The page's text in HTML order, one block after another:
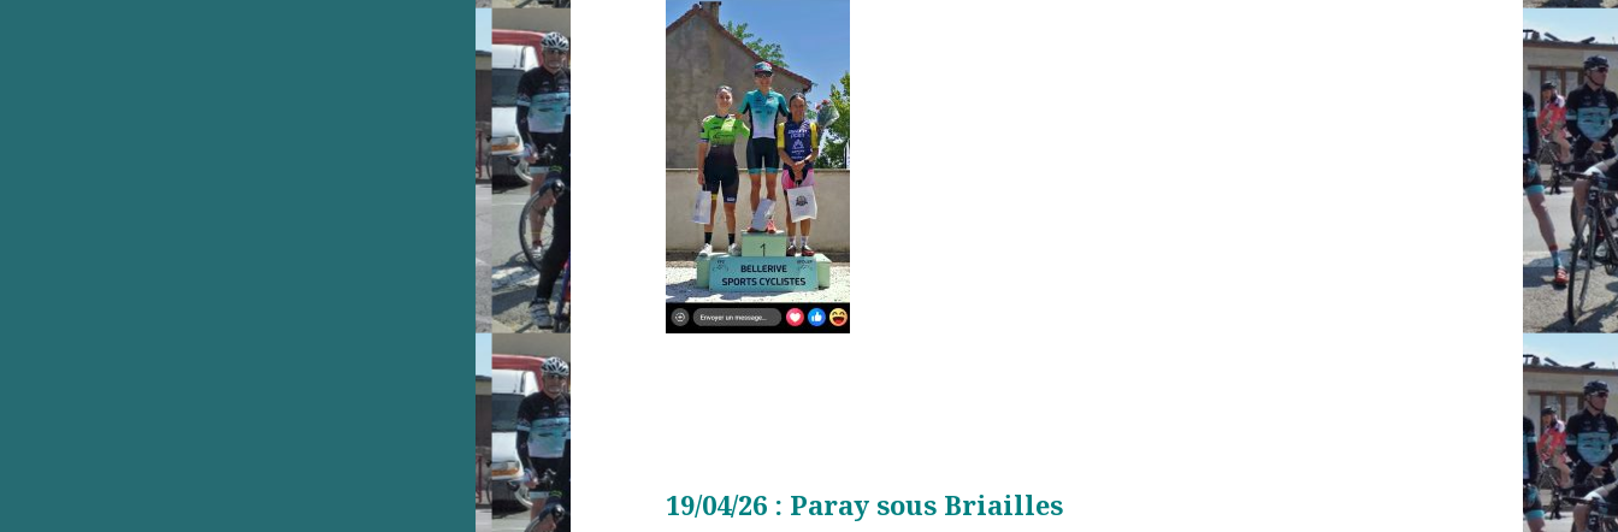
19/04/26 : Paray sous Briailles